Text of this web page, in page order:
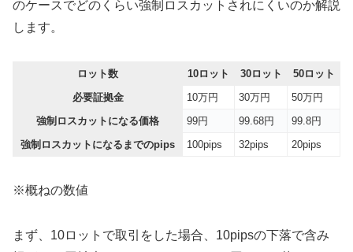
のケースでどのくらい強制ロスカットされにくいのか解説
します。
ロット数 10ロット 30ロット
50ロット
必要証拠金
10万円 30万円
50万円
強制ロスカットになる価格
99円 99.68円
99.8円
強制ロスカットになるまでのpips
100pips 32pips 20pips
※概ねの数値
まず、10ロットで取引をした場合、10pipsの下落で含み